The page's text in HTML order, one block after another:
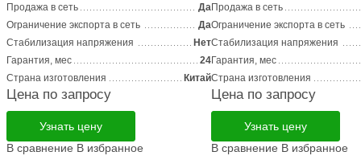
Продажа в сеть
Да
Ограничение экспорта в сеть
Да
Стабилизация напряжения
Нет
Гарантия, мес
24
Страна изготовления
Китай
Цена по запросу
Узнать цену
В сравнение В избранное
Продажа в сеть
Ограничение экспорта в сеть
Стабилизация напряжения
Гарантия, мес
Страна изготовления
Цена по запросу
Узнать цену
В сравнение В избранное